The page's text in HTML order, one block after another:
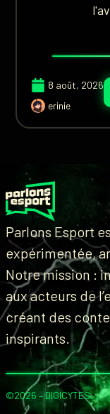
8 août, 2026
erinie
Parlons Esport
expérimentée,
Notre mission :
aux acteurs de
créant des
inspirants.
©2026 –DIGICYTES.